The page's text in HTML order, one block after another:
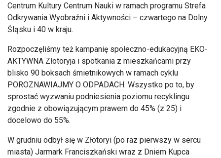
Centrum Kultury Centrum Nauki w ramach programu Strefa
Odkrywania Wyobraźni i Aktywności – czwartego na Dolny
Śląsku i 40 w kraju.
Rozpoczęliśmy też kampanię społeczno-edukacyjną EKO-
AKTYWNA Złotoryja i spotkania z mieszkańcami przy
blisko 90 boksach śmietnikowych w ramach cyklu
POROZNAWIAJMY O ODPADACH. Wszystko po to, by
sprostać wyzwaniu podniesienia poziomu recyklingu
zgodnie z obowiązującym prawem do 45% (z 25) i
docelowo do 55%.
W grudniu odbył się w Złotoryi (po raz pierwszy w sercu
miasta) Jarmark Franciszkański wraz z Dniem Kupca